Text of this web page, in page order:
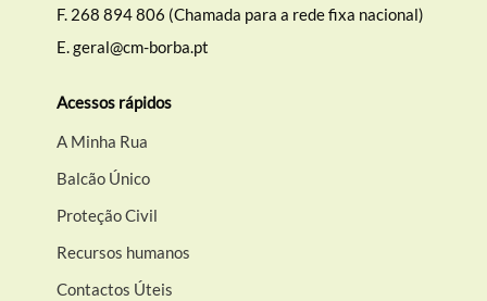
F. 268 894 806 (Chamada para a rede fixa nacional)
E.geral@cm-borba.pt
Acessos rápidos
A Minha Rua
Balcão Único
Proteção Civil
Recursos humanos
Contactos Úteis